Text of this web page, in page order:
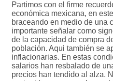
Partimos con el firme
económica mexicana, en
braceando en medio de una
importante señalar como
de la capacidad de compra
población. Aqui también se
inflacionarias. En estas
salarios han resbalado de
precios han tendido al alza.